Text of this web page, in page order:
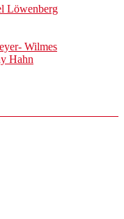
Löwenberg
Wilmes
Hahn